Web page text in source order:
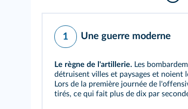
1 Une guerre moderne
Le règne de l'artillerie. Les
détruisent villes et paysages et noient
Lors de la première journée de
tirés, ce qui fait plus de dix par